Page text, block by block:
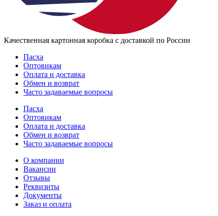
Качественная картонная коробка с доставкой по России
Пасха
Оптовикам
Оплата и доставка
Обмен и возврат
Часто задаваемые вопросы
Пасха
Оптовикам
Оплата и доставка
Обмен и возврат
Часто задаваемые вопросы
О компании
Вакансии
Отзывы
Реквизиты
Документы
Заказ и оплата